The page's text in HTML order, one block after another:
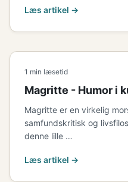
Læs artikel →
1 min læsetid
Magritte - Humor i
Magritte er en virkelig
samfundskritisk og
denne lille …
Læs artikel →